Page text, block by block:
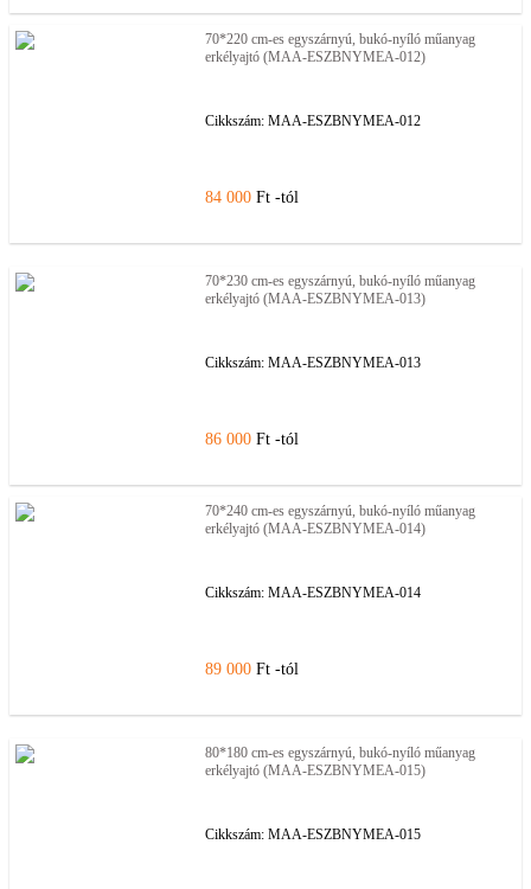
70*220 cm-es egyszárnyú, bukó-nyíló műanyag
erkélyajtó (MAA-ESZBNYMEA-012)
Cikkszám: MAA-ESZBNYMEA-012
84 000 Ft -tól
70*230 cm-es egyszárnyú, bukó-nyíló műanyag
erkélyajtó (MAA-ESZBNYMEA-013)
Cikkszám: MAA-ESZBNYMEA-013
86 000 Ft -tól
70*240 cm-es egyszárnyú, bukó-nyíló műanyag
erkélyajtó (MAA-ESZBNYMEA-014)
Cikkszám: MAA-ESZBNYMEA-014
89 000 Ft -tól
80*180 cm-es egyszárnyú, bukó-nyíló műanyag
erkélyajtó (MAA-ESZBNYMEA-015)
Cikkszám: MAA-ESZBNYMEA-015